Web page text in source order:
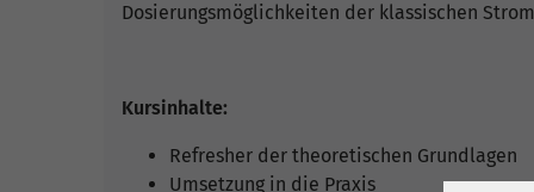
Dosierungsmöglichkeiten der klassischen
Kursinhalte:
Refresher der theoretischen Grundlagen
Umsetzung in die Praxis